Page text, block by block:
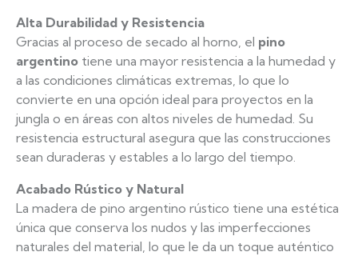
Alta Durabilidad y Resistencia
Gracias al proceso de secado al horno, el pino
argentino tiene una mayor resistencia a la humedad y
a las condiciones climáticas extremas, lo que lo
convierte en una opción ideal para proyectos en la
jungla o en áreas con altos niveles de humedad. Su
resistencia estructural asegura que las construcciones
sean duraderas y estables a lo largo del tiempo.
Acabado Rústico y Natural
La madera de pino argentino rústico tiene una estética
única que conserva los nudos y las imperfecciones
naturales del material, lo que le da un toque auténtico